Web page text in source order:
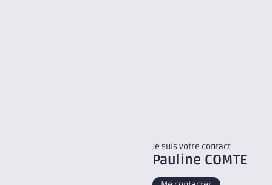
Je suis votre contact
Pauline COMTE